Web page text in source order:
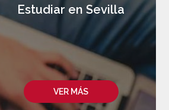
VER MÁS
Estudiar en Sevilla